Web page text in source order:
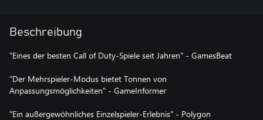
Beschreibung
"Eines der besten Call of Duty-Spiele seit Jahren" - GamesBeat
"Der Mehrspieler-Modus bietet Tonnen von
Anpassungsmöglichkeiten" - GameInformer
"Ein außergewöhnliches Einzelspieler-Erlebnis" - Polygon